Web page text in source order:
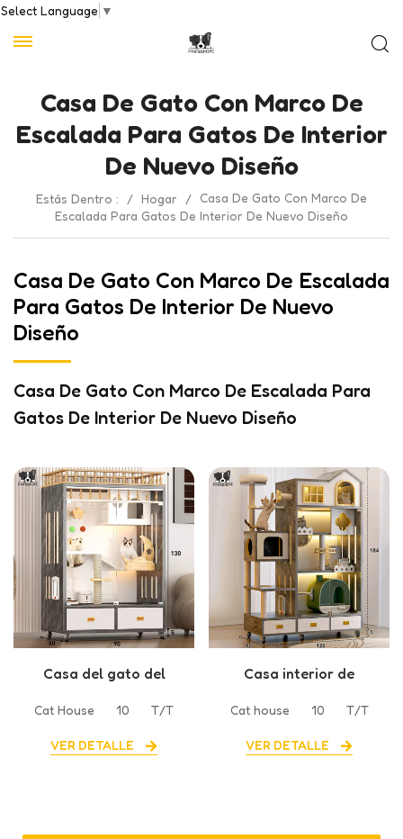
Select Language ▼
Casa De Gato Con Marco De
Escalada Para Gatos De Interior
De Nuevo Diseño
Estás Dentro : / Hogar / Casa De Gato Con Marco De
Escalada Para Gatos De Interior De Nuevo Diseño
Casa De Gato Con Marco De Escalada
Para Gatos De Interior De Nuevo
Diseño
Casa De Gato Con Marco De Escalada Para
Gatos De Interior De Nuevo Diseño
Casa del gato del
gato interior de madera
del registro de la serie
del castillo
Cat House 10 T/T
VER DETALLE
Casa interior de
marco de escalada para
gatos Ocean
Cat house 10 T/T
VER DETALLE